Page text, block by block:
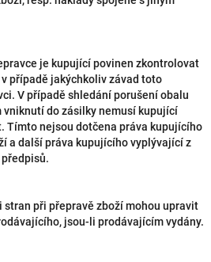
je kupující povinen zkontrolovat
případě jakýchkoliv závad toto
V případě shledání porušení obalu
vniknutí do zásilky nemusí kupující
Tímto nejsou dotčena práva kupujícího
a další práva kupujícího vyplývající z
stran při přepravě zboží mohou upravit
jsou-li prodávajícím vydány.